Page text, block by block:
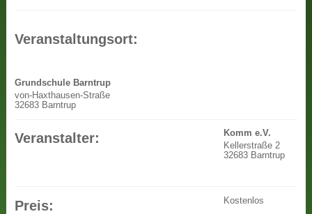
Veranstaltungsort:
Grundschule Barntrup
von-Haxthausen-Straße
32683 Barntrup
Veranstalter:
Komm e.V.
Kellerstraße 2
32683 Barntrup
Preis: Kostenlos